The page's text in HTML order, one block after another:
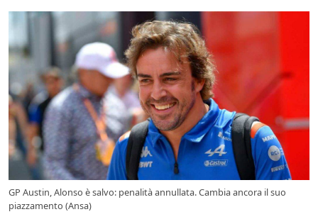
GP Austin, Alonso è salvo: penalità annullata. Cambia ancora il suo
piazzamento (Ansa)